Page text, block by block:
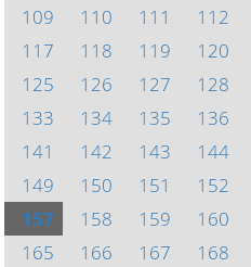
109
110 111 112
117
118 119 120
125
126 127 128
133
134 135 136
141
142 143 144
149
150 151 152
157
158 159 160
165
166 167 168